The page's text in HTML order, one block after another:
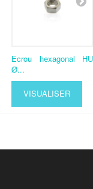
Ecrou hexagonal HU
Ø...
VISUALISER